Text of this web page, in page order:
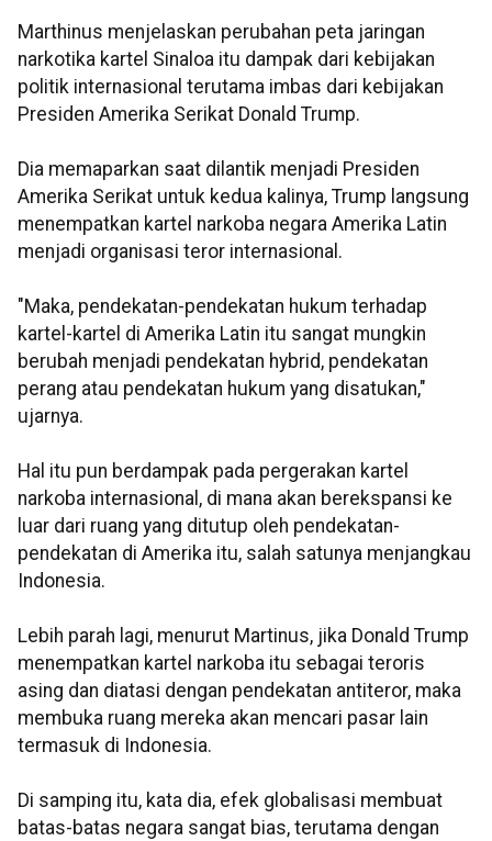
Marthinus menjelaskan perubahan peta jaringan
narkotika kartel Sinaloa itu dampak dari kebijakan
politik internasional terutama imbas dari kebijakan
Presiden Amerika Serikat Donald Trump.
Dia memaparkan saat dilantik menjadi Presiden
Amerika Serikat untuk kedua kalinya, Trump langsung
menempatkan kartel narkoba negara Amerika Latin
menjadi organisasi teror internasional.
"Maka, pendekatan-pendekatan hukum terhadap
kartel-kartel di Amerika Latin itu sangat mungkin
berubah menjadi pendekatan hybrid, pendekatan
perang atau pendekatan hukum yang disatukan,"
ujarnya.
Hal itu pun berdampak pada pergerakan kartel
narkoba internasional, di mana akan berekspansi ke
luar dari ruang yang ditutup oleh pendekatan-
pendekatan di Amerika itu, salah satunya menjangkau
Indonesia.
Lebih parah lagi, menurut Martinus, jika Donald Trump
menempatkan kartel narkoba itu sebagai teroris
asing dan diatasi dengan pendekatan antiteror, maka
membuka ruang mereka akan mencari pasar lain
termasuk di Indonesia.
Di samping itu, kata dia, efek globalisasi membuat
batas-batas negara sangat bias, terutama dengan